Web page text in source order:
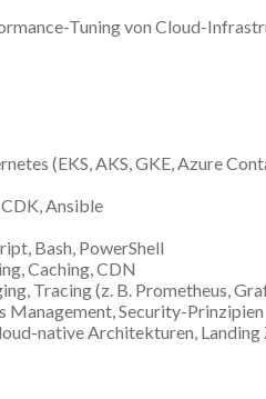
Tuning von Cloud-
(EKS, AKS, GKE, Azure
Ansible
Bash, PowerShell
Caching, CDN
Tracing (z. B. Prometheus,
Management, Security-Prinzipien
native Architekturen, Landing